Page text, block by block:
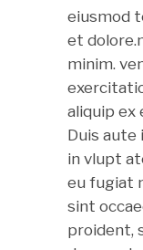
eiusmod
et
minim.
aliquip ex
Duis aute
in vlupt
eu fugiat
sint
proident,